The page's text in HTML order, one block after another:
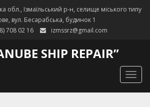
обл., Ізмаїльський р-н, селище міського типу
вул. Бесарабська, будинок 1
708 02 16
izmssrz@gmail.com
SHIP REPAIR”